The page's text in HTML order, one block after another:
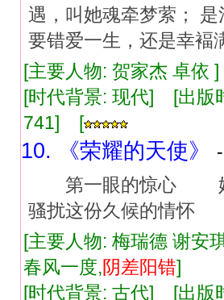
遇，叫她魂牵梦萦；
要错爱一生，还是幸褔
[主要人物: 贺家杰 卓
[时代背景: 现代] [出
741] [
10. 《荣耀的天使》
第一眼的惊心 她
骚扰这份久候的情怀
[主要人物: 梅瑞德 谢
春风一度,阴差阳错]
[时代背景: 古代] [出